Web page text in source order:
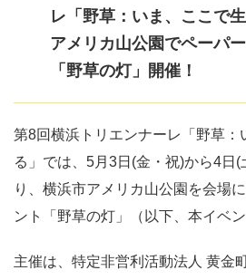
レ「野草：いま、ここで
アメリカ山公園でペーパ
「野草の灯」開催！
第8回横浜トリエンナーレ「野草：
る」では、5月3日(金・祝)から4日
り、横浜市アメリカ山公園を会場
ント「野草の灯」（以下、本イベ
主催は、特定非営利活動法人 黄金